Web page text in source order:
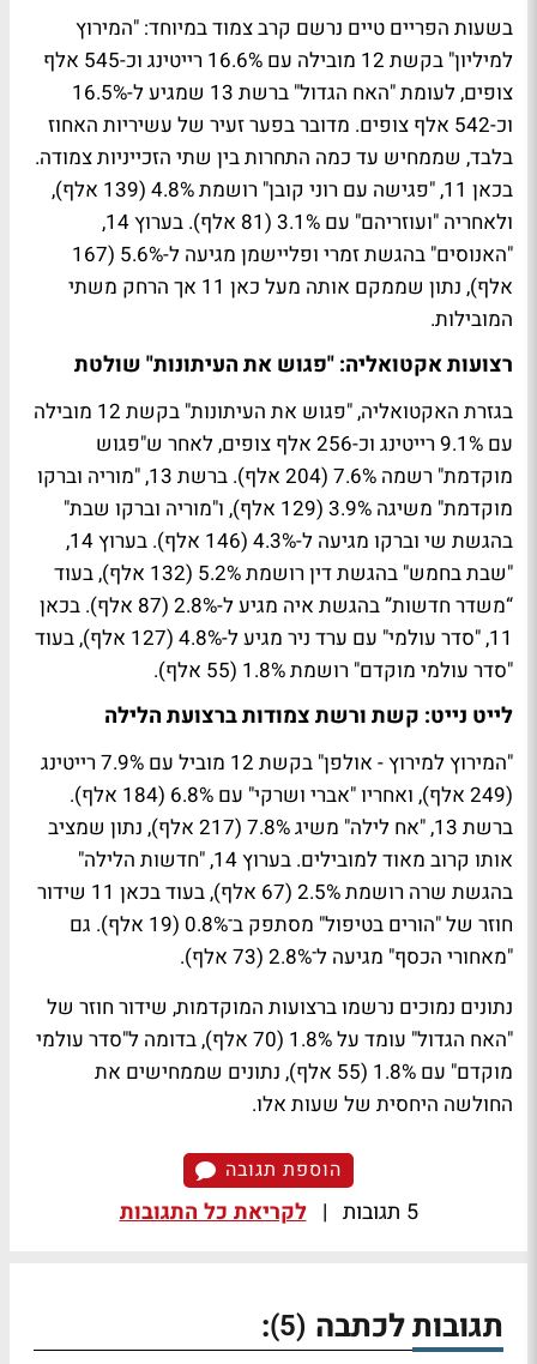
בשעות הפריים טיים נרשם קרב צמוד במיוחד: "המירוץ
למיליון" בקשת 12 מובילה עם 16.6% רייטינג וכ-545 אלף
צופים, לעומת "האח הגדול" ברשת 13 שמגיע ל-16.5%
וכ-542 אלף צופים. מדובר בפער זעיר של עשיריות האחוז
בלבד, שממחיש עד כמה התחרות בין שתי הזכייניות צמודה.
בכאן 11, "פגישה עם רוני קובן" רושמת 4.8% (139 אלף),
ולאחריה "ועוזריהם" עם 3.1% (81 אלף). בערוץ 14,
"האנוסים" בהגשת זמרי ופליישמן מגיעה ל-5.6% (167
אלף), נתון שממקם אותה מעל כאן 11 אך הרחק משתי
המובילות.
רצועות אקטואליה: "פגוש את העיתונות" שולטת
בגזרת האקטואליה, "פגוש את העיתונות" בקשת 12 מובילה
עם 9.1% רייטינג וכ-256 אלף צופים, לאחר ש"פגוש
מוקדמת" רשמה 7.6% (204 אלף). ברשת 13, "מוריה וברקו
מוקדמת" משיגה 3.9% (129 אלף), ו"מוריה וברקו שבת"
בהגשת שי וברקו מגיעה ל-4.3% (146 אלף). בערוץ 14,
"שבת בחמש" בהגשת דין רושמת 5.2% (132 אלף), בעוד
“משדר חדשות” בהגשת איה מגיע ל-2.8% (87 אלף). בכאן
11, "סדר עולמי" עם ערד ניר מגיע ל-4.8% (127 אלף), בעוד
"סדר עולמי מוקדם" רושמת 1.8% (55 אלף).
לייט נייט: קשת ורשת צמודות ברצועת הלילה
"המירוץ למירוץ - אולפן" בקשת 12 מוביל עם 7.9% רייטינג
(249 אלף), ואחריו "אברי ושרקי" עם 6.8% (184 אלף).
ברשת 13, "אח לילה" משיג 7.8% (217 אלף), נתון שמציב
אותו קרוב מאוד למובילים. בערוץ 14, "חדשות הלילה"
בהגשת שרה רושמת 2.5% (67 אלף), בעוד בכאן 11 שידור
חוזר של "הורים בטיפול" מסתפק ב־0.8% (19 אלף). גם
"מאחורי הכסף" מגיעה ל־2.8% (73 אלף).
נתונים נמוכים נרשמו ברצועות המוקדמות, שידור חוזר של
"האח הגדול" עומד על 1.8% (70 אלף), בדומה ל"סדר עולמי
מוקדם" עם 1.8% (55 אלף), נתונים שממחישים את
החולשה היחסית של שעות אלו.
הוספת תגובה
5 תגובות | לקריאת כל התגובות
תגובות לכתבה (5)
: